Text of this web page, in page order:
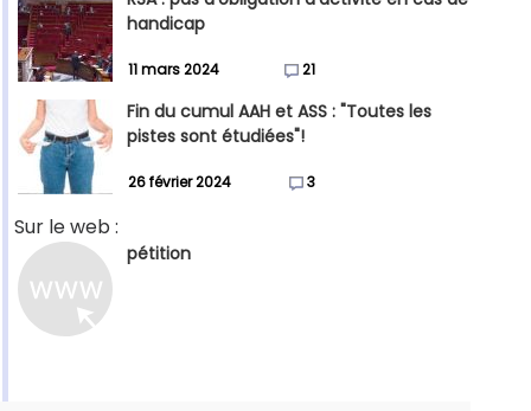
handicap
11 mars 2024 21
Fin du cumul AAH et ASS : "Toutes les
pistes sont étudiées"!
26 février 2024 3
Sur le web :
pétition